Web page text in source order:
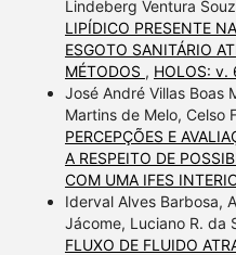
Lindeberg Ventura
LIPÍDICO PRESENTE
ESGOTO SANITÁRIO
MÉTODOS , HOLOS: v.
José André Villas Boas
Martins de Melo, Celso
PERCEPÇÕES E
A RESPEITO DE
COM UMA IFES
Iderval Alves Barbosa,
Jácome, Luciano R. da
FLUXO DE FLUIDO